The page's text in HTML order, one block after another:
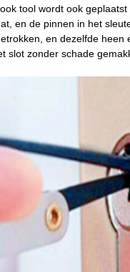
tool wordt ook
en de pinnen in het
en dezelfde heen
slot zonder schade